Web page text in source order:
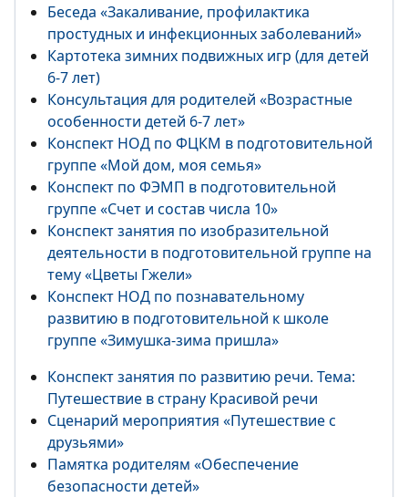
Беседа «Закаливание, профилактика
простудных и инфекционных заболеваний»
Картотека зимних подвижных игр (для детей
6-7 лет)
Консультация для родителей «Возрастные
особенности детей 6-7 лет»
Конспект НОД по ФЦКМ в подготовительной
группе «Мой дом, моя семья»
Конспект по ФЭМП в подготовительной
группе «Счет и состав числа 10»
Конспект занятия по изобразительной
деятельности в подготовительной группе на
тему «Цветы Гжели»
Конспект НОД по познавательному
развитию в подготовительной к школе
группе «Зимушка-зима пришла»
Конспект занятия по развитию речи. Тема:
Путешествие в страну Красивой речи
Сценарий мероприятия «Путешествие с
друзьями»
Памятка родителям «Обеспечение
безопасности детей»